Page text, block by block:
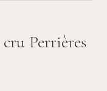
cru Perrières